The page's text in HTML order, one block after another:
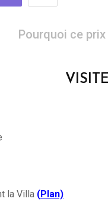
Pourquoi ce prix
la Villa (Plan)